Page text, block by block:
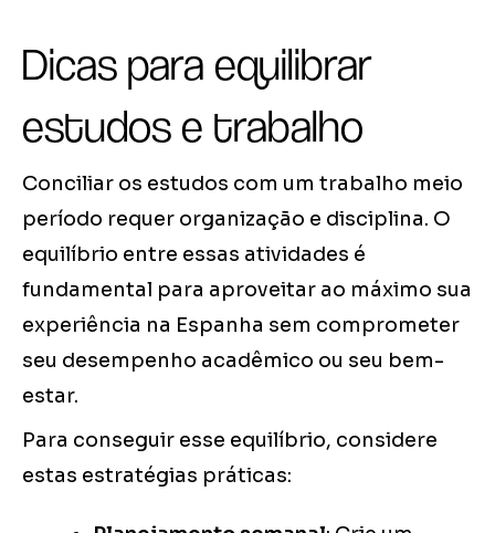
Dicas para equilibrar
estudos e trabalho
Conciliar os estudos com um trabalho meio
período requer organização e disciplina. O
equilíbrio entre essas atividades é
fundamental para aproveitar ao máximo sua
experiência na Espanha sem comprometer
seu desempenho acadêmico ou seu bem-
estar.
Para conseguir esse equilíbrio, considere
estas estratégias práticas: